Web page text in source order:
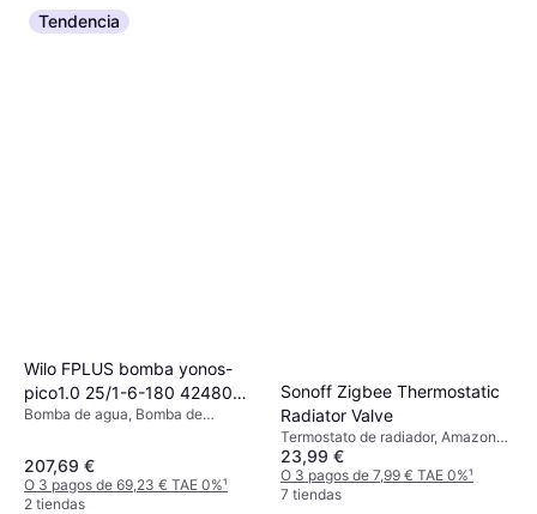
Tendencia
Wilo FPLUS bomba yonos-
pico1.0 25/1-6-180 4248084
Bomba YONOS PICO1.0 25/1
Bomba de agua, Bomba de
207,69 €
O 3 pagos de 69,23 € TAE 0%¹
2 tiendas
Sonoff Zigbee Thermostatic
Radiator Valve
Termostato de radiador, Amazon
Alexa
23,99 €
O 3 pagos de 7,99 € TAE 0%¹
7 tiendas